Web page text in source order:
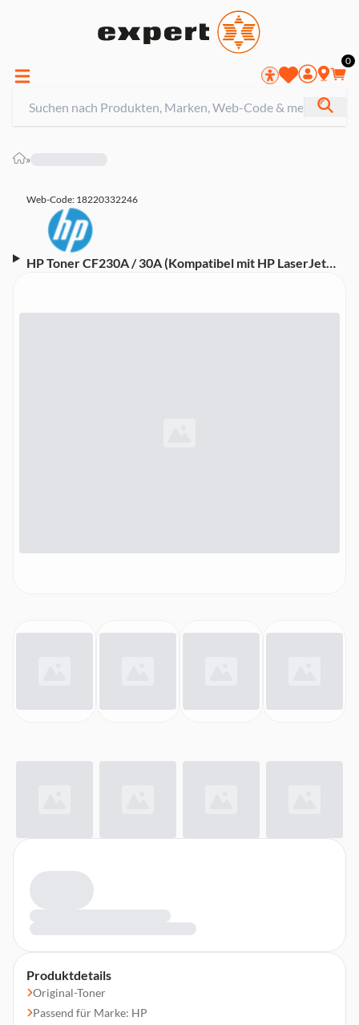
0
»
Web-Code: 18220332246
HP Toner CF230A / 30A (Kompatibel mit HP LaserJet
Produktdetails
Original-Toner
Passend für Marke: HP